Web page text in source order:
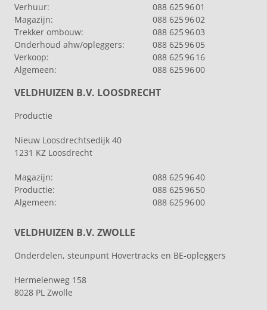
Verhuur:
088 625 96 01
Magazijn:
088 625 96 02
Trekker ombouw:
088 625 96 03
Onderhoud ahw/opleggers:
088 625 96 05
Verkoop:
088 625 96 16
Algemeen:
088 625 96 00
VELDHUIZEN B.V. LOOSDRECHT
Productie
Nieuw Loosdrechtsedijk 40
1231 KZ Loosdrecht
Magazijn:
088 625 96 40
Productie:
088 625 96 50
Algemeen:
088 625 96 00
VELDHUIZEN B.V. ZWOLLE
Onderdelen, steunpunt Hovertracks en BE-opleggers
Hermelenweg 158
8028 PL Zwolle